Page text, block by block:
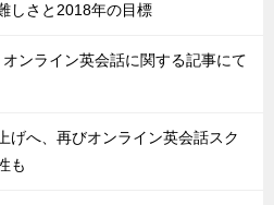
しさと2018年の目標
ンライン英会話に関する記事にて
げへ、再びオンライン英会話スク
も